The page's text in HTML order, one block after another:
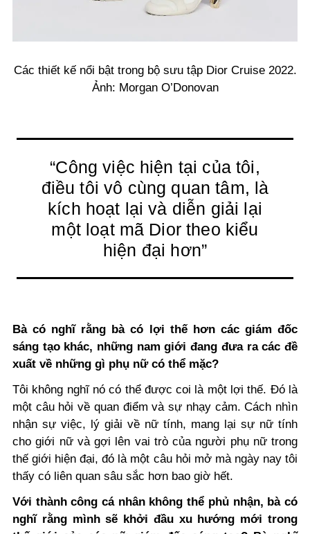
Các thiết kế nổi bật trong bộ sưu tập Dior Cruise 2022.
Ảnh: Morgan O’Donovan
“Công việc hiện tại của tôi,
điều tôi vô cùng quan tâm, là
kích hoạt lại và diễn giải lại
một loạt mã Dior theo kiểu
hiện đại hơn”
Bà có nghĩ rằng bà có lợi thế hơn các giám đốc
sáng tạo khác, những nam giới đang đưa ra các đề
xuất về những gì phụ nữ có thể mặc?
Tôi không nghĩ nó có thể được coi là một lợi thế. Đó là
một câu hỏi về quan điểm và sự nhạy cảm. Cách nhìn
nhận sự việc, lý giải về nữ tính, mang lại sự nữ tính
cho giới nữ và gợi lên vai trò của người phụ nữ trong
thế giới hiện đại, đó là một câu hỏi mở mà ngày nay tôi
thấy có liên quan sâu sắc hơn bao giờ hết.
Với thành công cá nhân không thể phủ nhận, bà có
nghĩ rằng mình sẽ khởi đầu xu hướng mới trong